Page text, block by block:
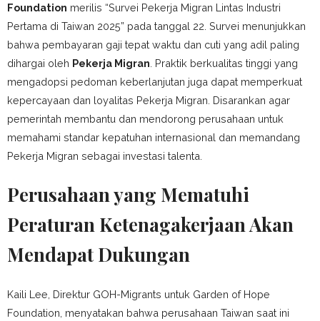
Foundation merilis “Survei Pekerja Migran Lintas Industri
Pertama di Taiwan 2025” pada tanggal 22. Survei menunjukkan
bahwa pembayaran gaji tepat waktu dan cuti yang adil paling
dihargai oleh Pekerja Migran . Praktik berkualitas tinggi yang
mengadopsi pedoman keberlanjutan juga dapat memperkuat
kepercayaan dan loyalitas Pekerja Migran. Disarankan agar
pemerintah membantu dan mendorong perusahaan untuk
memahami standar kepatuhan internasional dan memandang
Pekerja Migran sebagai investasi talenta.
Perusahaan yang Mematuhi
Peraturan Ketenagakerjaan Akan
Mendapat Dukungan
Kaili Lee, Direktur GOH-Migrants untuk Garden of Hope
Foundation, menyatakan bahwa perusahaan Taiwan saat ini